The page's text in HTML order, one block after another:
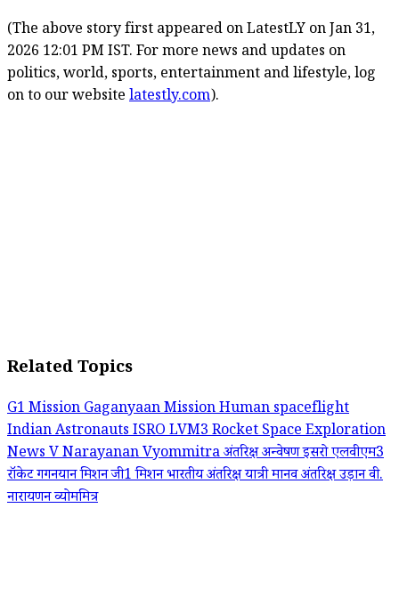
(The above story first appeared on LatestLY on Jan 31,
2026 12:01 PM IST. For more news and updates on
politics, world, sports, entertainment and lifestyle, log
on to our website latestly.com).
Related Topics
G1 MissionGaganyaan MissionHuman spaceflight
Indian AstronautsISROLVM3 RocketSpace Exploration
NewsV NarayananVyommitraअंतरिक्ष अन्वेषणइसरोएलवीएम3
रॉकेटगगनयान मिशनजी1 मिशनभारतीय अंतरिक्ष यात्रीमानव अंतरिक्ष उड़ानवी.
नारायणनव्योममित्र